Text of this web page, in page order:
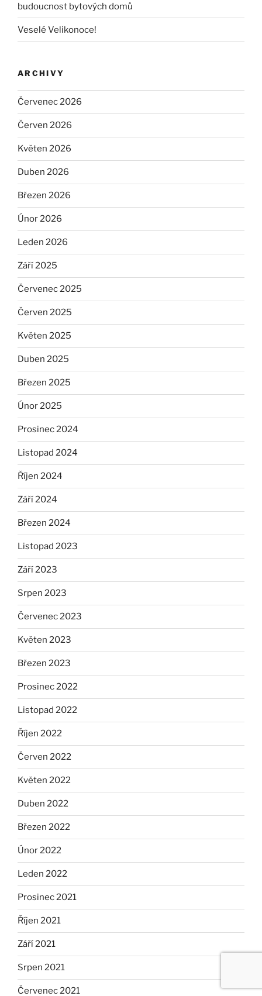
budoucnost bytových domů
Veselé Velikonoce!
ARCHIVY
Červenec 2026
Červen 2026
Květen 2026
Duben 2026
Březen 2026
Únor 2026
Leden 2026
Září 2025
Červenec 2025
Červen 2025
Květen 2025
Duben 2025
Březen 2025
Únor 2025
Prosinec 2024
Listopad 2024
Říjen 2024
Září 2024
Březen 2024
Listopad 2023
Září 2023
Srpen 2023
Červenec 2023
Květen 2023
Březen 2023
Prosinec 2022
Listopad 2022
Říjen 2022
Červen 2022
Květen 2022
Duben 2022
Březen 2022
Únor 2022
Leden 2022
Prosinec 2021
Říjen 2021
Září 2021
Srpen 2021
Červenec 2021